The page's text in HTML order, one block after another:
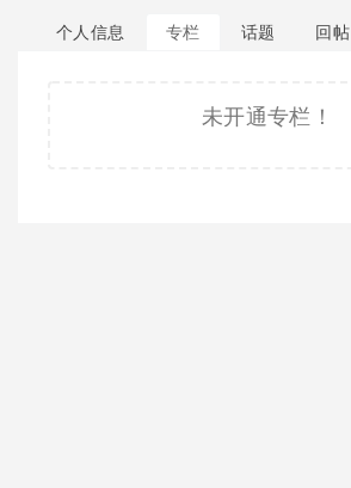
个人信息 专栏 话题 回帖
未开通专栏！